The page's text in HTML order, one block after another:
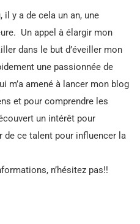
il y a de cela un an, une
Un appel à élargir mon
dans le but d’éveiller mon
une passionnée de
m’a amené à lancer mon blog
et pour comprendre les
un intérêt pour
de ce talent pour influencer la
n’hésitez pas!!